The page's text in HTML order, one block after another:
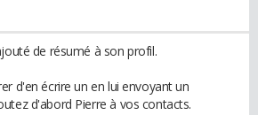
de résumé à son profil.
d'en écrire un en lui envoyant un
d'abord Pierre à vos contacts.